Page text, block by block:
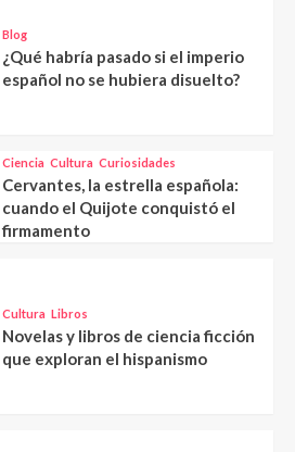
Blog
¿Qué habría pasado si el imperio
español no se hubiera disuelto?
Ciencia Cultura Curiosidades
Cervantes, la estrella española:
cuando el Quijote conquistó el
firmamento
Cultura Libros
Novelas y libros de ciencia ficción
que exploran el hispanismo